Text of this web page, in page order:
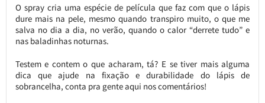
O spray cria uma espécie de película que faz com que o lápis
dure mais na pele, mesmo quando transpiro muito, o que me
salva no dia a dia, no verão, quando o calor “derrete tudo” e
nas baladinhas noturnas.
Testem e contem o que acharam, tá? E se tiver mais alguma
dica que ajude na fixação e durabilidade do lápis de
sobrancelha, conta pra gente aqui nos comentários!